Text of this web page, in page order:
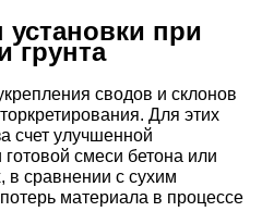
при
грунта
сводов и склонов
Для этих
счет улучшенной
смеси бетона или
сравнении с сухим
материала в процессе